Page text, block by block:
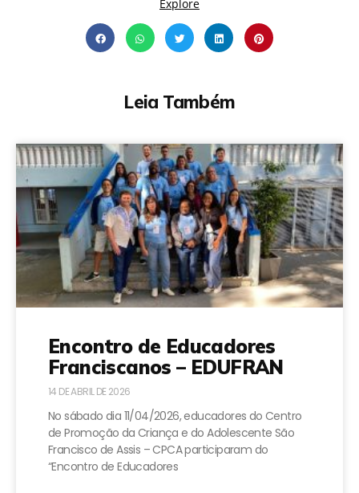
Leia Também
Encontro de Educadores
Franciscanos – EDUFRAN
14 DE ABRIL DE 2026
No sábado dia 11/04/2026, educadores do Centro
de Promoção da Criança e do Adolescente São
Francisco de Assis – CPCA participaram do
“Encontro de Educadores